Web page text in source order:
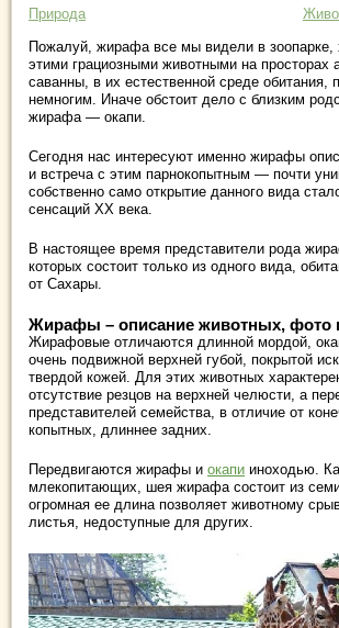
Природа
Пожалуй, жирафа все мы видели в зоопарке,
этими грациозными животными на просторах
саванны, в их естественной среде обитания,
немногим. Иначе обстоит дело с близким
жирафа — окапи.
Сегодня нас интересуют именно жирафы
и встреча с этим парнокопытным — почти
собственно само открытие данного вида
сенсаций XX века.
В настоящее время представители рода
которых состоит только из одного вида,
от Сахары.
Жирафы – описание животных, фото
Жирафовые отличаются длинной мордой,
очень подвижной верхней губой, покрытой
твердой кожей. Для этих животных
отсутствие резцов на верхней челюсти, а
представителей семейства, в отличие от
копытных, длиннее задних.
Передвигаются жирафы и окапи иноходью.
млекопитающих, шея жирафа состоит из
огромная ее длина позволяет животному
листья, недоступные для других.